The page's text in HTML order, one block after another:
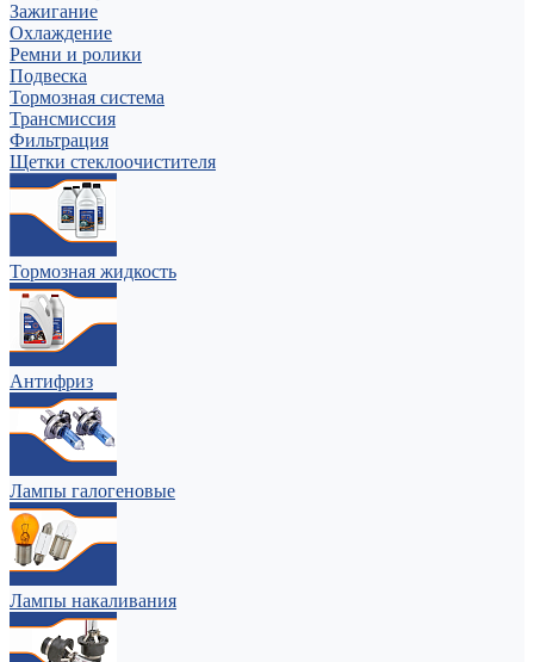
Зажигание
Охлаждение
Ремни и ролики
Подвеска
Тормозная система
Трансмиссия
Фильтрация
Щетки стеклоочистителя
Тормозная жидкость
Антифриз
Лампы галогеновые
Лампы накаливания